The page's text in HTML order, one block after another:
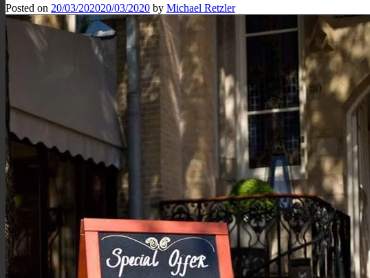
Posted on 20/03/202020/03/2020 by Michael Retzler